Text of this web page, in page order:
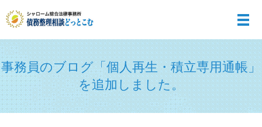
メ
事務員のブログ「個人再生・積立専用通帳」
を追加しました。